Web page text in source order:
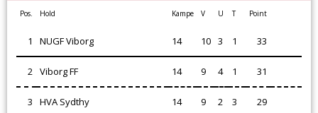
Pos. Hold Kampe V U T Point
1 NUGF Viborg 14 10 3 1 33
2 Viborg FF 14 9 4 1 31
3 HVA Sydthy 14 9 2 3 29